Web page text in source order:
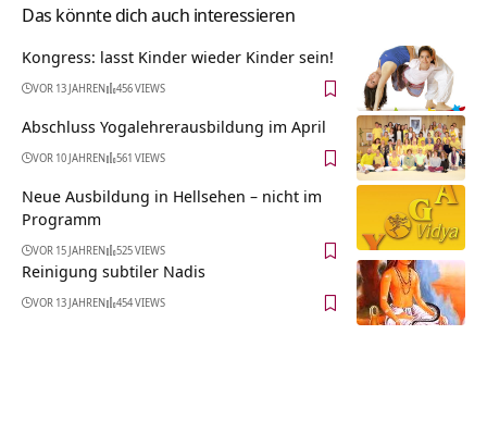
Das könnte dich auch interessieren
Kongress: lasst Kinder wieder Kinder sein!
VOR 13 JAHREN 456 VIEWS
Abschluss Yogalehrerausbildung im April
VOR 10 JAHREN 561 VIEWS
Neue Ausbildung in Hellsehen – nicht im
Programm
VOR 15 JAHREN 525 VIEWS
Reinigung subtiler Nadis
VOR 13 JAHREN 454 VIEWS